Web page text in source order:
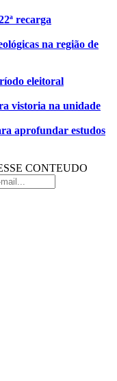
recarga
na região de
eleitoral
vistoria na unidade
aprofundar estudos
CONTEUDO